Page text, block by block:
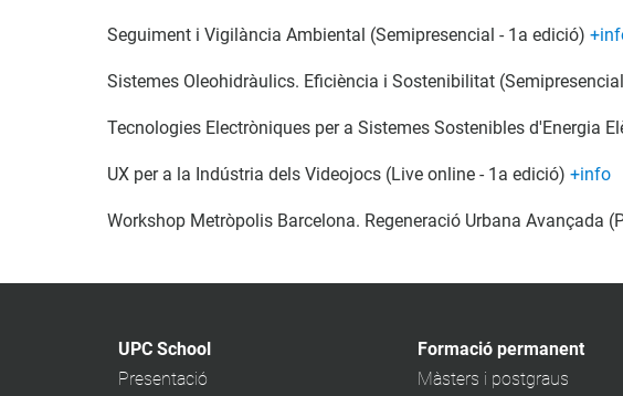
Seguiment i Vigilància Ambiental (Semipresencial - 1a edició)
Sistemes Oleohidràulics. Eficiència i Sostenibilitat
Tecnologies Electròniques per a Sistemes Sostenibles d'Energia
UX per a la Indústria dels Videojocs (Live online - 1a edició) +info
Workshop Metròpolis Barcelona. Regeneració Urbana Avançada
UPC School
Presentació
Formació permanent
Màsters i postgraus